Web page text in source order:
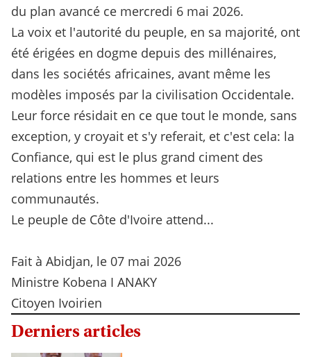
du plan avancé ce mercredi 6 mai 2026.
La voix et l'autorité du peuple, en sa majorité, ont
été érigées en dogme depuis des millénaires,
dans les sociétés africaines, avant même les
modèles imposés par la civilisation Occidentale.
Leur force résidait en ce que tout le monde, sans
exception, y croyait et s'y referait, et c'est cela: la
Confiance, qui est le plus grand ciment des
relations entre les hommes et leurs
communautés.
Le peuple de Côte d'Ivoire attend...
Fait à Abidjan, le 07 mai 2026
Ministre Kobena I ANAKY
Citoyen Ivoirien
Derniers articles